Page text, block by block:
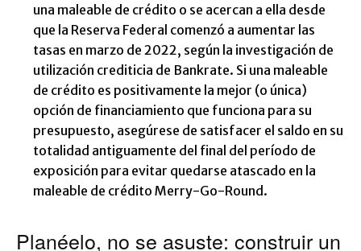
una maleable de crédito o se acercan a ella desde
que la Reserva Federal comenzó a aumentar las
tasas en marzo de 2022, según la investigación de
utilización crediticia de Bankrate. Si una maleable
de crédito es positivamente la mejor (o única)
opción de financiamiento que funciona para su
presupuesto, asegúrese de satisfacer el saldo en su
totalidad antiguamente del final del período de
exposición para evitar quedarse atascado en la
maleable de crédito Merry-Go-Round.
Planéelo, no se asuste: construir un